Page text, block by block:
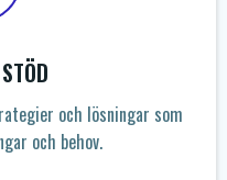
och lösningar som
och behov.